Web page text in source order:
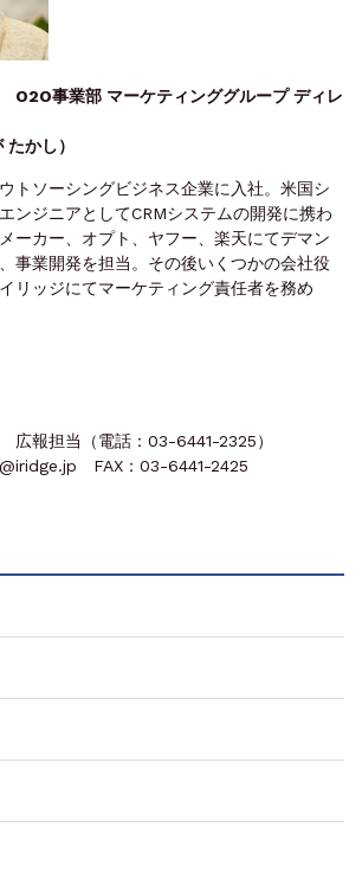
O2O事業部 マーケティンググループ ディレ
かし）
トソーシングビジネス企業に入社。米国シ
ンジニアとしてCRMシステムの開発に携わ
ーカー、オプト、ヤフー、楽天にてデマン
事業開発を担当。その後いくつかの会社役
リッジにてマーケティング責任者を務め
広報担当（電話：03-6441-2325）
FAX：03-6441-2425